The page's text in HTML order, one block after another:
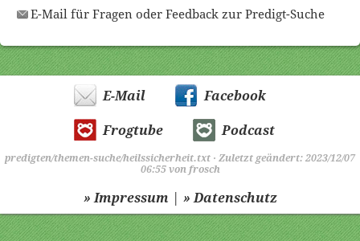
E-Mail für Fragen oder Feedback zur Predigt-Suche
E-Mail Facebook
Frogtube Podcast
predigten/themen-suche/heilssicherheit.txt · Zuletzt geändert: 2023/12/07
06:55 von frosch
» Impressum | » Datenschutz